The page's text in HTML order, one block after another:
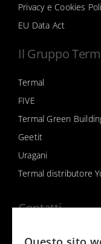
Privacy e Cookies
EU Data Act
Il Gruppo
Termal
FIVE
Termal Green
Geetit
Uragani
Termal distributore
Contatti
Contatti & supporto